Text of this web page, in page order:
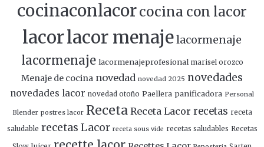
cocinaconlacorcocina con lacor
lacorlacor menajelacormenaje
lacormenaje lacormenajeprofesional marisel orozco
Menaje de cocina novedad novedad 2025 novedades
novedades lacor novedad otoño Paellera panificadora Personal
Blender postres lacor Receta Receta Lacor recetas receta
saludable recetas Lacor receta sous vide recetas saludables Recetas